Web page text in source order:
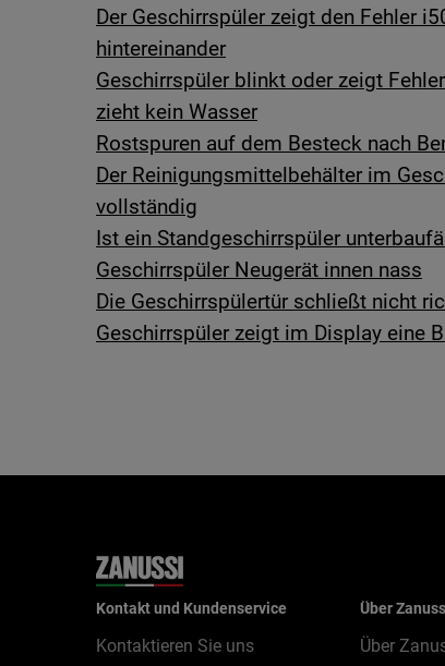
Der Geschirrspüler zeigt den Fehler
hintereinander
Geschirrspüler blinkt oder zeigt
zieht kein Wasser
Rostspuren auf dem Besteck nach
Der Reinigungsmittelbehälter im
vollständig
Ist ein Standgeschirrspüler
Geschirrspüler Neugerät innen nass
Die Geschirrspülertür schließt nicht
Geschirrspüler zeigt im Display eine
Kontakt und Kundenservice
Kontaktieren Sie uns
Über
Über